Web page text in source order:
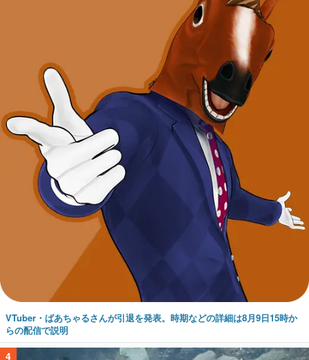
VTuber・ばあちゃるさんが引退を発表。時期などの詳細は8月9日15時か
らの配信で説明
4